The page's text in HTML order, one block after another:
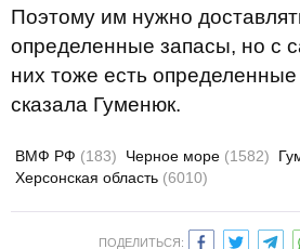
Поэтому им нужно
определенные запасы, но с
них тоже есть
сказала Гуменюк.
ВМФ РФ (183) Черное море (1582)
Херсонская область (6010)
ПОДЕЛИТЬСЯ: